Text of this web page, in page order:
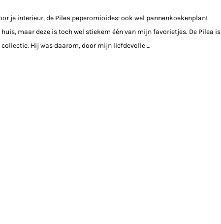
je interieur, de Pilea peperomioides: ook wel pannenkoekenplant
maar deze is toch wel stiekem één van mijn favorietjes. De Pilea is
Hij was daarom, door mijn liefdevolle …